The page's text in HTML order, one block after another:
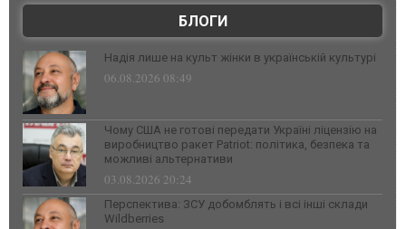
БЛОГИ
Надія лише на культ жінки в українській культурі
06.08.2026 08:49
Чому США не готові передати Україні ліцензію на
виробництво ракет Patriot: політика, безпека та
можливі альтернативи
03.08.2026 20:24
Перспектива: ЗСУ добомблять і всі інші склади
Wildberries